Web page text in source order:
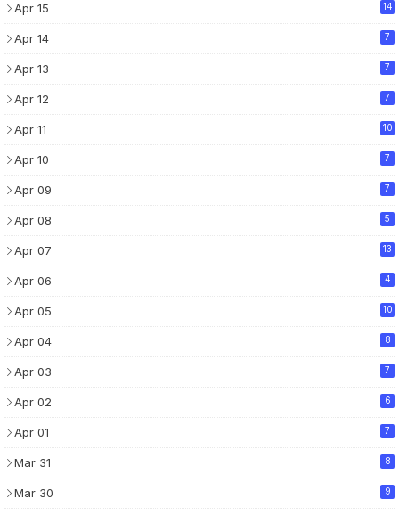
Apr 15 14
Apr 14 7
Apr 13 7
Apr 12 7
Apr 11 10
Apr 10 7
Apr 09 7
Apr 08 5
Apr 07 13
Apr 06 4
Apr 05 10
Apr 04 8
Apr 03 7
Apr 02 6
Apr 01 7
Mar 31 8
Mar 30 9